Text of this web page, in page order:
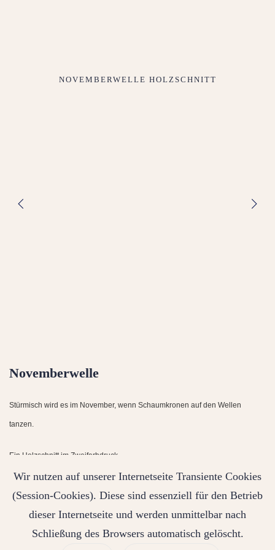
NOVEMBERWELLE HOLZSCHNITT
Novemberwelle
Stürmisch wird es im November, wenn Schaumkronen auf den Wellen
tanzen.
Ein Holzschnitt im Zweifarbdruck.
Auflage von 59 Drucken.
Wir nutzen auf unserer Internetseite Transiente Cookies
(Session-Cookies). Diese sind essenziell für den Betrieb
dieser Internetseite und werden unmittelbar nach
Schließung des Browsers automatisch gelöscht.